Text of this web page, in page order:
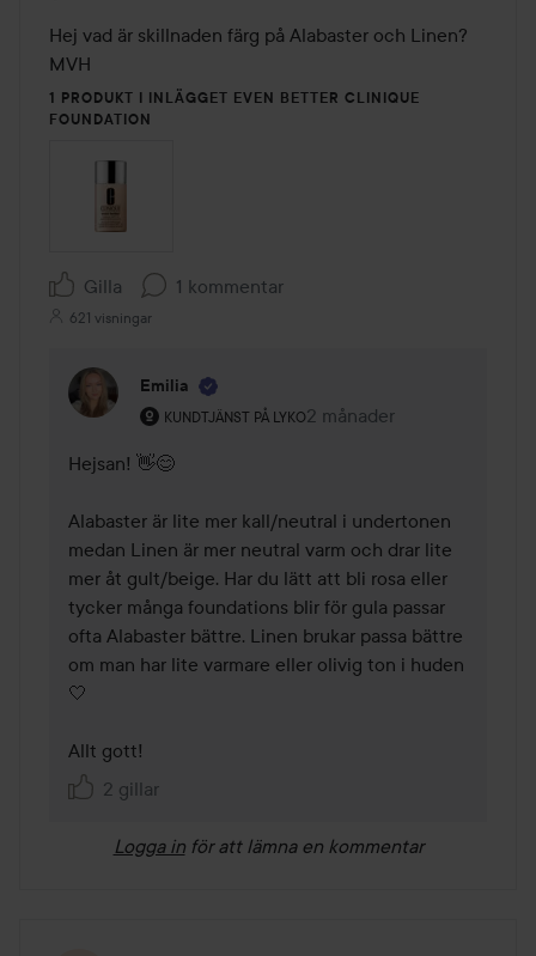
Hej vad är skillnaden färg på Alabaster och Linen?
MVH
1 PRODUKT I INLÄGGET EVEN BETTER CLINIQUE
FOUNDATION
Gilla 1 kommentar
621 visningar
Emilia
KUNDTJÄNST PÅ LYKO
Användarens roll: Kundtjänst på Lyko.
2 månader
Kommentaren lades 2
Hejsan! 👋😊
Alabaster är lite mer kall/neutral i undertonen
medan Linen är mer neutral varm och drar lite
mer åt gult/beige. Har du lätt att bli rosa eller
tycker många foundations blir för gula passar
ofta Alabaster bättre. Linen brukar passa bättre
om man har lite varmare eller olivig ton i huden
🤍
Allt gott!
2 gillar
Logga in för att lämna en kommentar